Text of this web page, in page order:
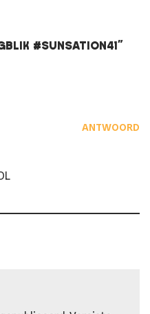
#Sunsation41”
ANTWOORD